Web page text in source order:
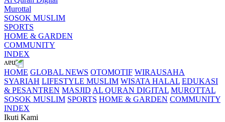
Murottal
SOSOK MUSLIM
SPORTS
HOME & GARDEN
COMMUNITY
INDEX
HOME GLOBAL NEWS OTOMOTIF WIRAUSAHA
SYARIAH LIFESTYLE MUSLIM WISATA HALAL EDUKASI
& PESANTREN MASJID AL QURAN DIGITAL MUROTTAL
SOSOK MUSLIM SPORTS HOME & GARDEN COMMUNITY
INDEX
Ikuti Kami